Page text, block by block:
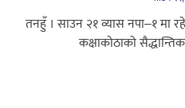
तनहुँ । साउन २१ ​व्यास नपा–१ मा
कक्षाकोठाको